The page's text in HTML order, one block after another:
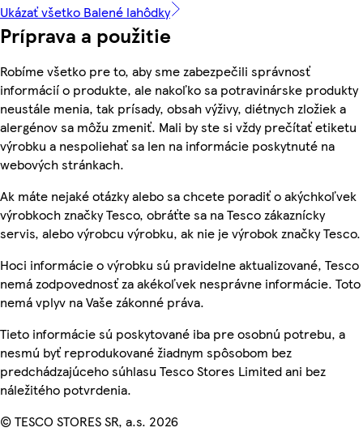
Ukázať všetko Balené lahôdky
Príprava a použitie
Robíme všetko pre to, aby sme zabezpečili správnosť
informácií o produkte, ale nakoľko sa potravinárske produkty
neustále menia, tak prísady, obsah výživy, diétnych zložiek a
alergénov sa môžu zmeniť. Mali by ste si vždy prečítať etiketu
výrobku a nespoliehať sa len na informácie poskytnuté na
webových stránkach.
Ak máte nejaké otázky alebo sa chcete poradiť o akýchkoľvek
výrobkoch značky Tesco, obráťte sa na Tesco zákaznícky
servis, alebo výrobcu výrobku, ak nie je výrobok značky Tesco.
Hoci informácie o výrobku sú pravidelne aktualizované, Tesco
nemá zodpovednosť za akékoľvek nesprávne informácie. Toto
nemá vplyv na Vaše zákonné práva.
Tieto informácie sú poskytované iba pre osobnú potrebu, a
nesmú byť reprodukované žiadnym spôsobom bez
predchádzajúceho súhlasu Tesco Stores Limited ani bez
náležitého potvrdenia.
© TESCO STORES SR, a.s. 2026